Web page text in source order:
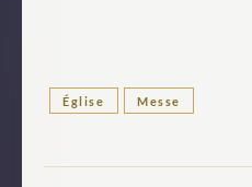
Église Messe